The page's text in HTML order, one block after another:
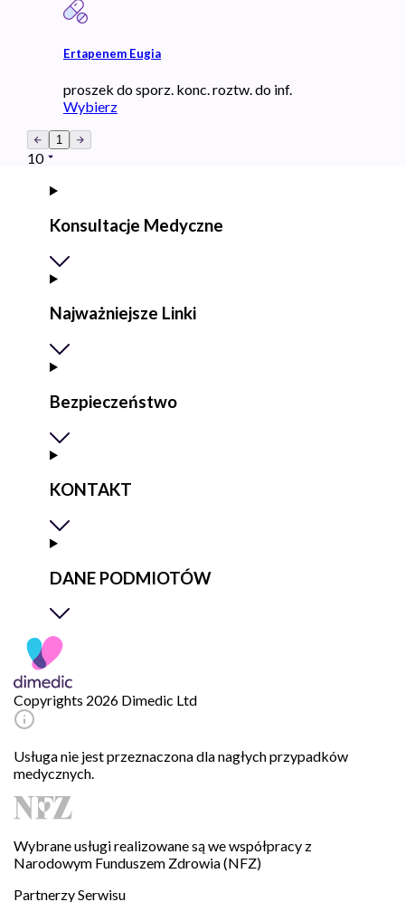
Ertapenem Eugia
proszek do sporz. konc. roztw. do inf.
Wybierz
1
10
Konsultacje Medyczne
Najważniejsze Linki
Bezpieczeństwo
KONTAKT
DANE PODMIOTÓW
Copyrights 2026 Dimedic Ltd
Usługa nie jest przeznaczona dla nagłych przypadków
medycznych.
Wybrane usługi realizowane są we współpracy z
Narodowym Funduszem Zdrowia (NFZ)
Partnerzy Serwisu